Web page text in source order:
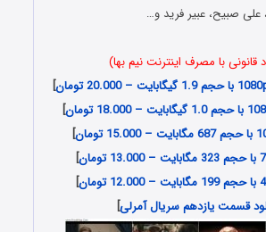
علی صبیح، عبیر فرید و…
قانونی با مصرف اینترنت نیم بها)
]
]
]
]
]
قسمت یازدهم سریال آمرلی]